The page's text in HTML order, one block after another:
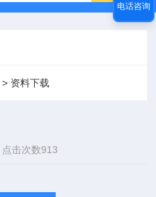
> 资料下载
点击次数913
电话咨询